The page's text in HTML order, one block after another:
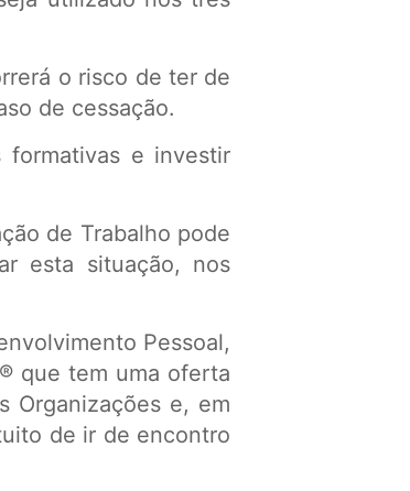
o risco de ter de
de cessação.
formativas e investir
de Trabalho pode
esta situação, nos
Pessoal,
que tem uma oferta
Organizações e, em
de ir de encontro